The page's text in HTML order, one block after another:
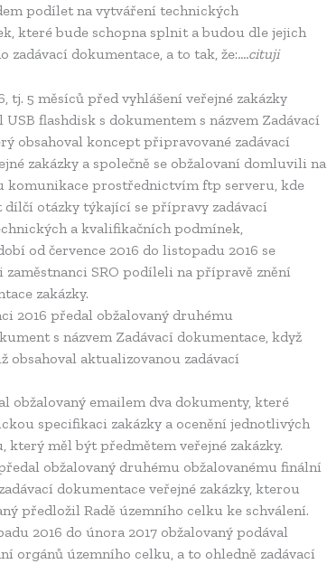
podílet na vytváření technických
které bude schopna splnit a budou dle jejich
zadávací dokumentace, a to tak, že:….cituji
tj. 5 měsíců před vyhlášení veřejné zakázky
USB flashdisk s dokumentem s názvem Zadávací
obsahoval koncept připravované zadávací
zakázky a společně se obžalovaní domluvili na
komunikace prostřednictvím ftp serveru, kde
otázky týkající se přípravy zadávací
a kvalifikačních podmínek,
od července 2016 do listopadu 2016 se
zaměstnanci SRO podíleli na přípravě znění
zakázky.
2016 předal obžalovaný druhému
s názvem Zadávací dokumentace, když
obsahoval aktualizovanou zadávací
obžalovaný emailem dva dokumenty, které
specifikaci zakázky a ocenění jednotlivých
který měl být předmětem veřejné zakázky.
obžalovaný druhému obžalovanému finální
dokumentace veřejné zakázky, kterou
předložil Radě územního celku ke schválení.
2016 do února 2017 obžalovaný podával
orgánů územního celku, a to ohledně zadávací